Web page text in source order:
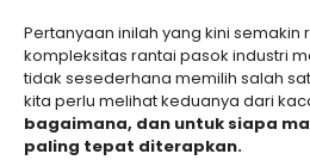
Pertanyaan inilah yang kini semakin
kompleksitas rantai pasok industri
tidak sesederhana memilih salah
kita perlu melihat keduanya dari
bagaimana, dan untuk siapa
paling tepat diterapkan.